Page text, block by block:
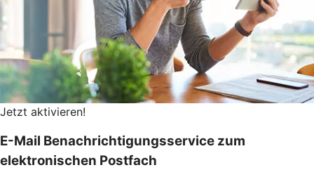
Jetzt aktivieren!
E-Mail Benachrichtigungsservice zum
elektronischen Postfach